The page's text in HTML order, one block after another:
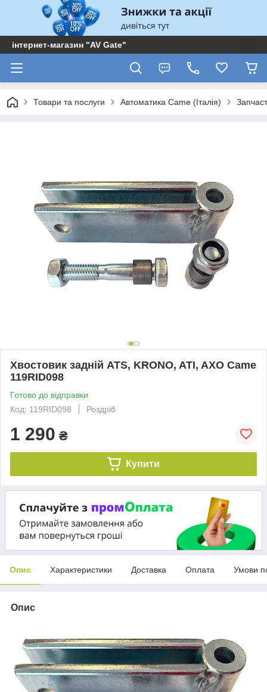
інтернет-магазин "AV Gate"
Товари та послуги Автоматика Came (Італія)
Хвостовик задній ATS, KRONO, ATI, AXO Came
119RID098
Готово до відправки
Код: 119RID098
Роздріб
1 290 ₴
Купити
Опис Характеристики Доставка Оплата Умови
Опис